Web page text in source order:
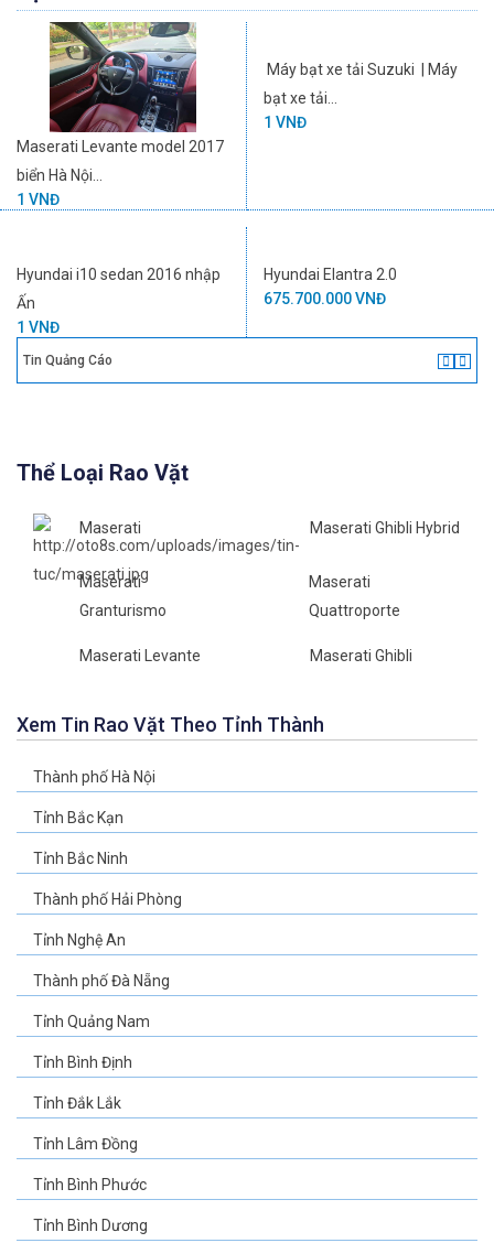
Maserati Levante model 2017
biển Hà Nội...
1 VNĐ
Máy bạt xe tải Suzuki | Máy
bạt xe tải...
1 VNĐ
Hyundai i10 sedan 2016 nhập
Ấn
1 VNĐ
Hyundai Elantra 2.0
675.700.000 VNĐ
Tin Quảng Cáo
Thể Loại Rao Vặt
Maserati Maserati Ghibli Hybrid
Maserati
Granturismo
Maserati
Quattroporte
Maserati Levante Maserati Ghibli
Xem Tin Rao Vặt Theo Tỉnh Thành
Thành phố Hà Nội
Tỉnh Bắc Kạn
Tỉnh Bắc Ninh
Thành phố Hải Phòng
Tỉnh Nghệ An
Thành phố Đà Nẵng
Tỉnh Quảng Nam
Tỉnh Bình Định
Tỉnh Đắk Lắk
Tỉnh Lâm Đồng
Tỉnh Bình Phước
Tỉnh Bình Dương